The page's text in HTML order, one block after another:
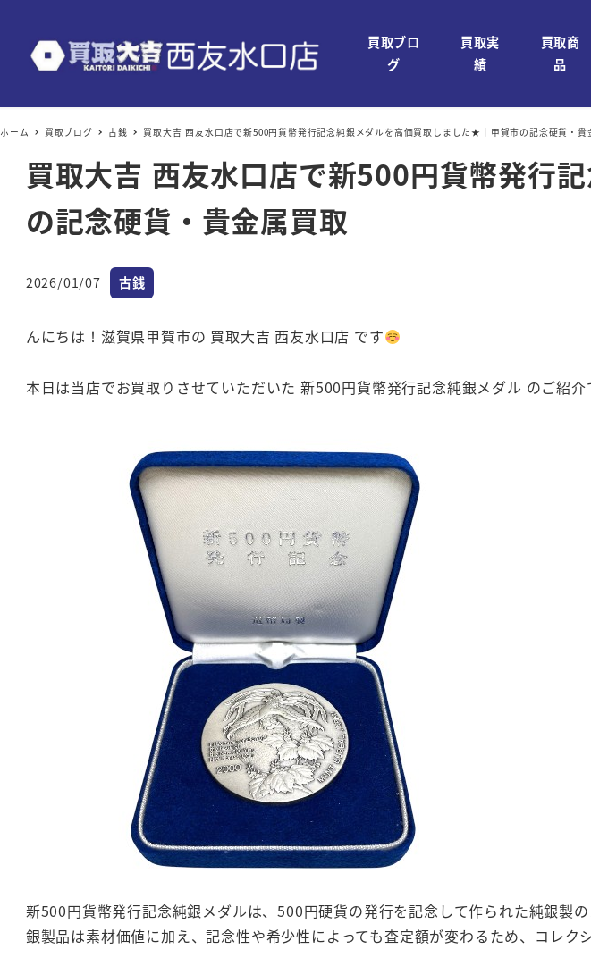
買取ブロ
グ
買取実
績
買取商
品
ホーム 買取ブログ 古銭 買取大吉 西友水口店で新500円貨幣発行記念純銀メダルを高価買取しました★｜甲賀市の記念硬貨・貴
買取大吉 西友水口店で新500円貨幣発行
の記念硬貨・貴金属買取
投稿日
2026/01/07 カテゴリー
古銭
んにちは！滋賀県甲賀市の 買取大吉 西友水口店 です
本日は当店でお買取りさせていただいた 新500円貨幣発行記念純銀メダル のご紹介
新500円貨幣発行記念純銀メダルは、500円硬貨の発行を記念して作られた純銀製
銀製品は素材価値に加え、記念性や希少性によっても査定額が変わるため、コレク